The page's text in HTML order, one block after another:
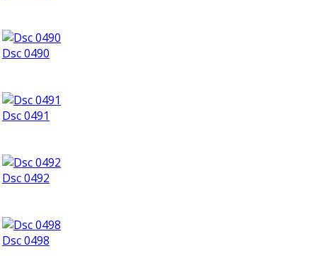
Dsc 0490
Dsc 0491
Dsc 0492
Dsc 0498